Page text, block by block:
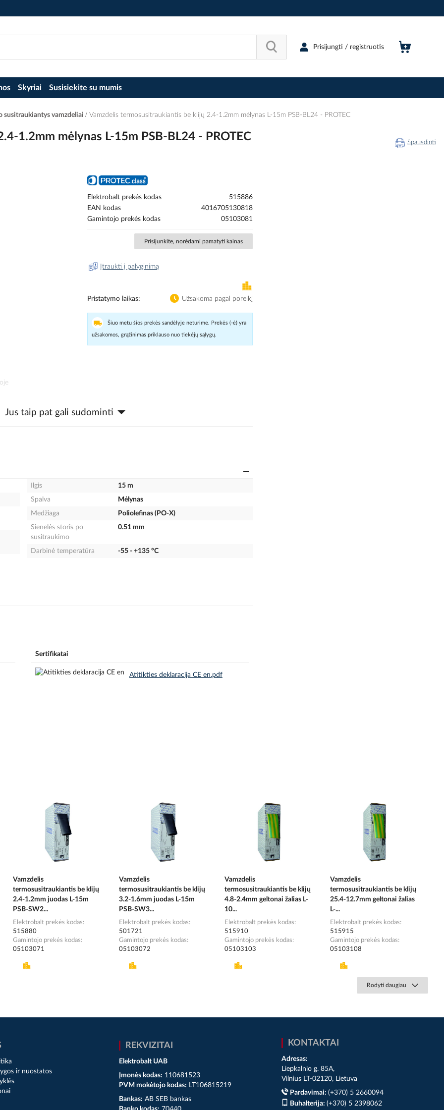
Prisijungti / registruotis
Skyriai Susisiekite su mumis
susitraukiantys vamzdeliai Vamzdelis termosusitraukiantis be klijų 2.4-1.2mm mėlynas L-15m PSB-BL24 - PROTEC
1.2mm mėlynas L-15m PSB-BL24 - PROTEC Spausdinti
Elektrobalt prekės kodas
515886
EAN kodas
4016705130818
Gamintojo prekės kodas
05103081
Prisijunkite, norėdami pamatyti kainas
Įtraukti į palyginimą
Pristatymo laikas Užsakoma pagal poreikį
Šiuo metu šios prekės sandėlyje neturime. Prekės (-ė) yra
užsakomos, grąžinimas priklauso nuo tiekėjų sąlygų.
Jus taip pat gali sudominti
Ilgis
15 m
Spalva
Mėlynas
Medžiaga
Poliolefinas (PO-X)
Sienelės storis po
susitraukimo
0.51 mm
Darbinė temperatūra -55 - +135 °C
Sertifikatai
Atitikties deklaracija CE en.pdf
Vamzdelis
termosusitraukiantis be klijų
2.4-1.2mm juodas L-15m
PSB-SW2...
Elektrobalt prekės kodas
515880
Gamintojo prekės kodas
05103071
Vamzdelis
termosusitraukiantis be klijų
3.2-1.6mm juodas L-15m
PSB-SW3...
Elektrobalt prekės kodas
501721
Gamintojo prekės kodas
05103072
Vamzdelis
termosusitraukiantis be klijų
4.8-2.4mm geltonai žalias L-
10...
Elektrobalt prekės kodas
515910
Gamintojo prekės kodas
05103103
Vamzdelis
termosusitraukiantis be klijų
25.4-12.7mm geltonai žalias
L-...
Elektrobalt prekės kodas
515915
Gamintojo prekės kodas
05103108
Rodyti daugiau
ir nuostatos
REKVIZITAI
Elektrobalt UAB
Įmonės kodas: 110681523
PVM mokėtojo kodas: LT106815219
Bankas: AB SEB bankas
KONTAKTAI
Adresas:
Liepkalnio g. 85A,
Vilnius LT-02120, Lietuva
Pardavimai: (+370) 5 2660094
Buhalterija: (+370) 5 2398062